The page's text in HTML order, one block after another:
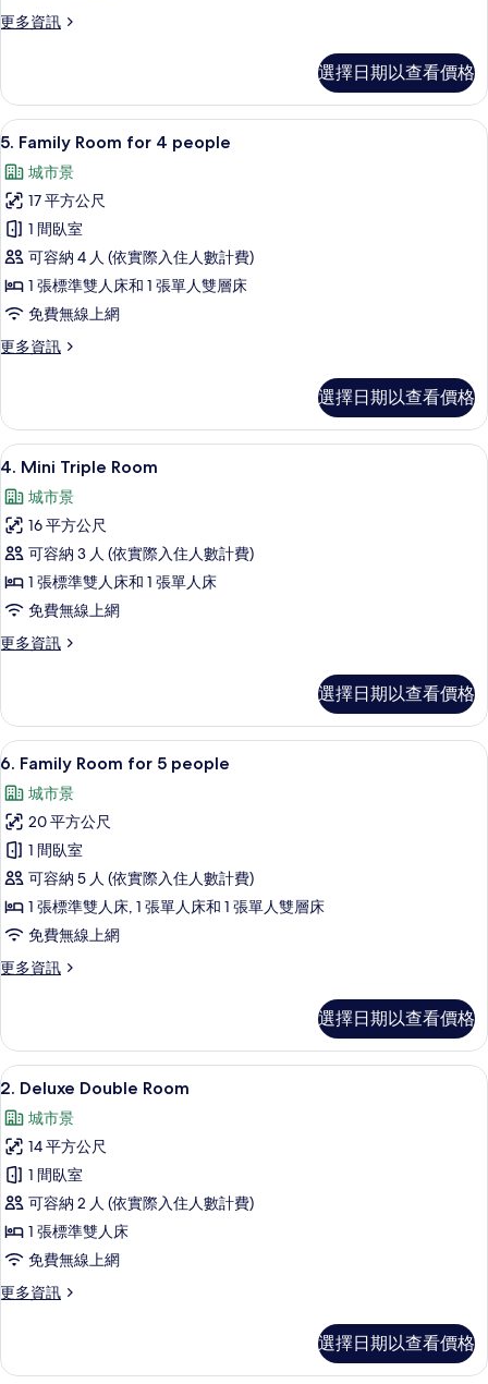
的
有
相
片
更多資訊
更
雙
床
房
詳
情
選擇日期以查看價格
顯
示
5.
Family
Room
for
4
people
的
相
片
11
5. Family Room for 4 people
城市景
17 平方公尺
1 間臥室
可容納 4 人 (依實際入住人數計費)
1 張標準雙人床和 1 張單人雙層床
免費無線上網
更多資訊
更
Room
for
4
的
詳
情
選擇日期以查看價格
顯
示
4.
Mini
Triple
Room
的
所
片
14
4. Mini Triple Room
城市景
16 平方公尺
可容納 3 人 (依實際入住人數計費)
1 張標準雙人床和 1 張單人床
免費無線上網
更多資訊
更
Triple
Room
的
情
選擇日期以查看價格
顯
示
6.
Family
Room
for
5
people
的
相
片
19
6. Family Room for 5 people
城市景
20 平方公尺
1 間臥室
可容納 5 人 (依實際入住人數計費)
1 張標準雙人床, 1 張單人床和 1 張單人雙層床
免費無線上網
更多資訊
更
Room
for
5
的
詳
情
選擇日期以查看價格
顯
示
2.
Deluxe
Double
Room
的
所
有
15
2. Deluxe Double Room
城市景
14 平方公尺
1 間臥室
可容納 2 人 (依實際入住人數計費)
1 張標準雙人床
免費無線上網
更多資訊
更
Double
選擇日期以查看價格